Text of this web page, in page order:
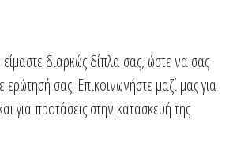
διαρκώς δίπλα σας, ώστε να σας
σας. Επικοινωνήστε μαζί μας για
για προτάσεις στην κατασκευή της